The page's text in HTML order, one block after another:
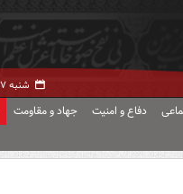
شنبه ۱۷ مرداد ۱۴۰۵ -
دفاع و امنیت جهاد و مقاومت